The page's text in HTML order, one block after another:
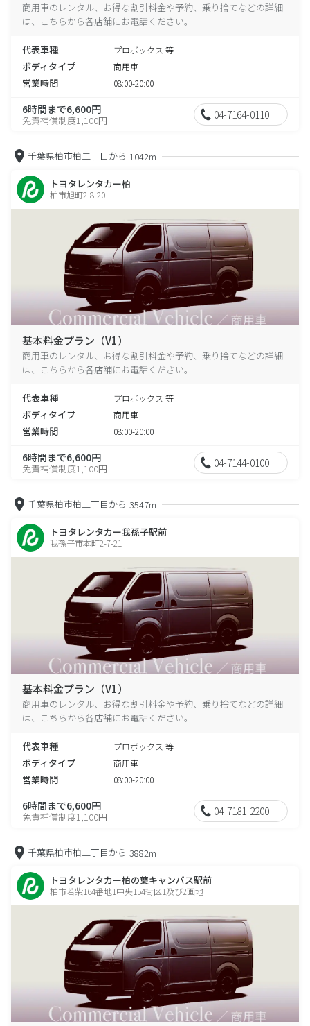
商用車のレンタル、お得な割引料金や予約、乗り捨てなどの詳細
は、こちらから各店舗にお電話ください。
代表車種 プロボックス 等
ボディタイプ 商用車
営業時間 08:00-20:00
6時間まで6,600円
免責補償制度1,100円 04-7164-0110
千葉県柏市柏二丁目から 1042m
トヨタレンタカー柏
柏市旭町2-8-20
基本料金プラン（V1）
商用車のレンタル、お得な割引料金や予約、乗り捨てなどの詳細
は、こちらから各店舗にお電話ください。
代表車種 プロボックス 等
ボディタイプ 商用車
営業時間 08:00-20:00
6時間まで6,600円
免責補償制度1,100円 04-7144-0100
千葉県柏市柏二丁目から 3547m
トヨタレンタカー我孫子駅前
我孫子市本町2-7-21
基本料金プラン（V1）
商用車のレンタル、お得な割引料金や予約、乗り捨てなどの詳細
は、こちらから各店舗にお電話ください。
代表車種 プロボックス 等
ボディタイプ 商用車
営業時間 08:00-20:00
6時間まで6,600円
免責補償制度1,100円 04-7181-2200
千葉県柏市柏二丁目から 3882m
トヨタレンタカー柏の葉キャンパス駅前
柏市若柴164番地1中央154街区1及び2画地